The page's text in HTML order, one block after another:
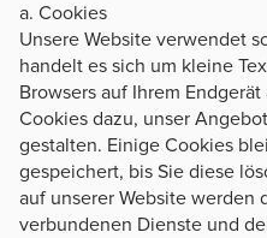
a. Cookies
Unsere Website verwendet
handelt es sich um kleine
Browsers auf Ihrem
Cookies dazu, unser
gestalten. Einige Cookies
gespeichert, bis Sie diese
auf unserer Website werden
verbundenen Dienste und